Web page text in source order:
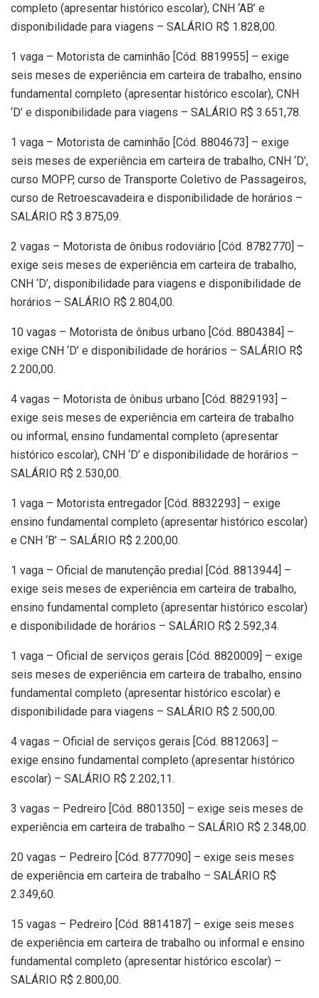
completo (apresentar histórico escolar), CNH ‘AB’ e
disponibilidade para viagens – SALÁRIO R$ 1.828,00.
1 vaga – Motorista de caminhão [Cód. 8819955] – exige
seis meses de experiência em carteira de trabalho, ensino
fundamental completo (apresentar histórico escolar), CNH
‘D’ e disponibilidade para viagens – SALÁRIO R$ 3.651,78.
1 vaga – Motorista de caminhão [Cód. 8804673] – exige
seis meses de experiência em carteira de trabalho, CNH ‘D’,
curso MOPP, curso de Transporte Coletivo de Passageiros,
curso de Retroescavadeira e disponibilidade de horários –
SALÁRIO R$ 3.875,09.
2 vagas – Motorista de ônibus rodoviário [Cód. 8782770] –
exige seis meses de experiência em carteira de trabalho,
CNH ‘D’, disponibilidade para viagens e disponibilidade de
horários – SALÁRIO R$ 2.804,00.
10 vagas – Motorista de ônibus urbano [Cód. 8804384] –
exige CNH ‘D’ e disponibilidade de horários – SALÁRIO R$
2.200,00.
4 vagas – Motorista de ônibus urbano [Cód. 8829193] –
exige seis meses de experiência em carteira de trabalho
ou informal, ensino fundamental completo (apresentar
histórico escolar), CNH ‘D’ e disponibilidade de horários –
SALÁRIO R$ 2.530,00.
1 vaga – Motorista entregador [Cód. 8832293] – exige
ensino fundamental completo (apresentar histórico escolar)
e CNH ‘B’ – SALÁRIO R$ 2.200,00.
1 vaga – Oficial de manutenção predial [Cód. 8813944] –
exige seis meses de experiência em carteira de trabalho,
ensino fundamental completo (apresentar histórico escolar)
e disponibilidade de horários – SALÁRIO R$ 2.592,34.
1 vaga – Oficial de serviços gerais [Cód. 8820009] – exige
seis meses de experiência em carteira de trabalho, ensino
fundamental completo (apresentar histórico escolar) e
disponibilidade para viagens – SALÁRIO R$ 2.500,00.
4 vagas – Oficial de serviços gerais [Cód. 8812063] –
exige ensino fundamental completo (apresentar histórico
escolar) – SALÁRIO R$ 2.202,11.
3 vagas – Pedreiro [Cód. 8801350] – exige seis meses de
experiência em carteira de trabalho – SALÁRIO R$ 2.348,00.
20 vagas – Pedreiro [Cód. 8777090] – exige seis meses
de experiência em carteira de trabalho – SALÁRIO R$
2.349,60.
15 vagas – Pedreiro [Cód. 8814187] – exige seis meses
de experiência em carteira de trabalho ou informal e ensino
fundamental completo (apresentar histórico escolar) –
SALÁRIO R$ 2.800,00.